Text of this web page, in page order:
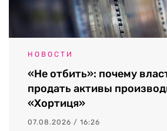
НОВОСТИ
«Не отбить»: почему
продать активы
«Хортиця»
07.08.2026 / 16:26